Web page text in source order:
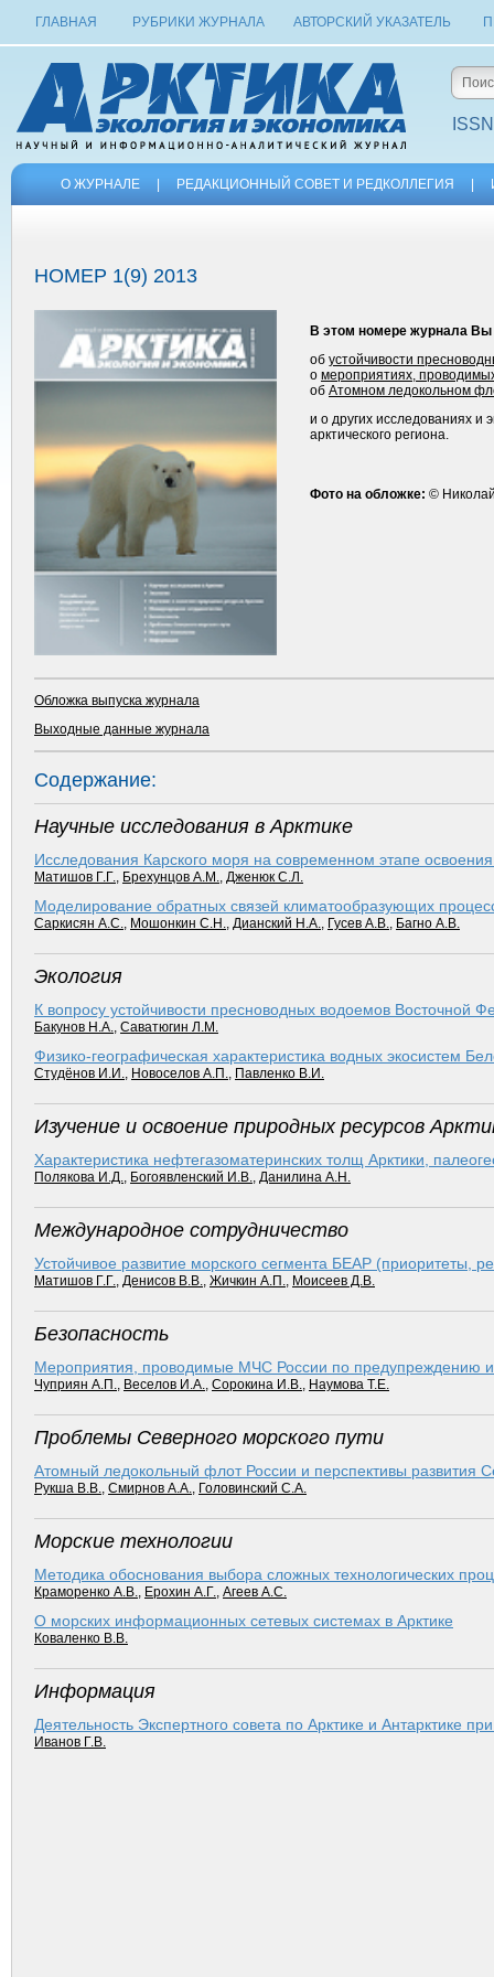
ГЛАВНАЯ РУБРИКИ ЖУРНАЛА АВТОРСКИЙ УКАЗАТЕЛЬ
О ЖУРНАЛЕ РЕДАКЦИОННЫЙ СОВЕТ И РЕДКОЛЛЕГИЯ
НОМЕР 1(9) 2013
В этом номере журнала
об устойчивости
о мероприятиях,
об Атомном ледокольном
и о других исследованиях и
арктического региона.
Фото на обложке: ©
Обложка выпуска журнала
Выходные данные журнала
Содержание:
Научные исследования в Арктике
Исследования Карского моря на современном этапе освоения
Матишов Г.Г., Брехунцов А.М., Дженюк С.Л.
Моделирование обратных связей климатообразующих
Саркисян А.С., Мошонкин С.Н., Дианский Н.А., Гусев А.В., Багно А.В.
Экология
К вопросу устойчивости пресноводных водоемов Восточной
Бакунов Н.А., Саватюгин Л.М.
Физико-географическая характеристика водных экосистем
Студёнов И.И., Новоселов А.П., Павленко В.И.
Изучение и освоение природных ресурсов
Характеристика нефтегазоматеринских толщ Арктики,
Полякова И.Д., Богоявленский И.В., Данилина А.Н.
Международное сотрудничество
Устойчивое развитие морского сегмента БЕАР (приоритеты,
Матишов Г.Г., Денисов В.В., Жичкин А.П., Моисеев Д.В.
Безопасность
Мероприятия, проводимые МЧС России по предупреждению и
Чуприян А.П., Веселов И.А., Сорокина И.В., Наумова Т.Е.
Проблемы Северного морского пути
Атомный ледокольный флот России и перспективы развития
Рукша В.В., Смирнов А.А., Головинский С.А.
Морские технологии
Методика обоснования выбора сложных технологических
Краморенко А.В., Ерохин А.Г., Агеев А.С.
О морских информационных сетевых системах в Арктике
Коваленко В.В.
Информация
Деятельность Экспертного совета по Арктике и Антарктике
Иванов Г.В.